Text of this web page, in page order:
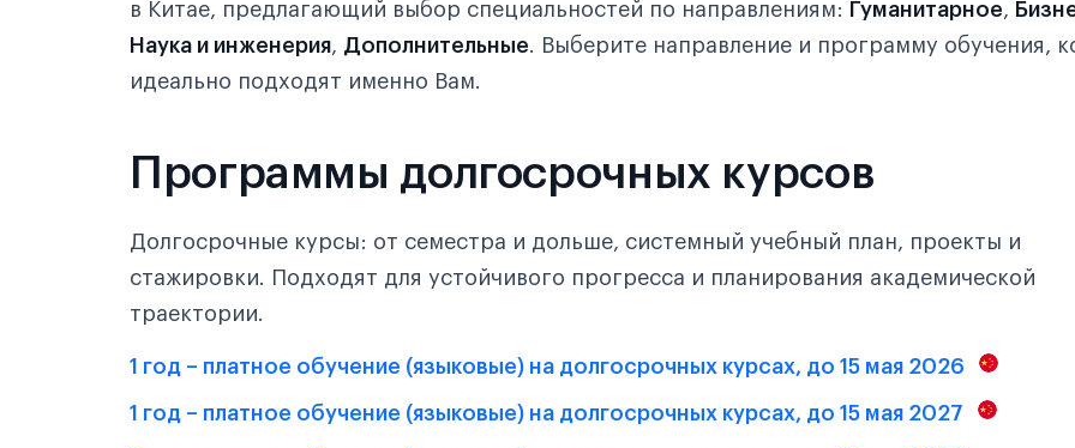
в Китае, предлагающий выбор специальностей по направлениям: Гуманитарное,
Наука и инженерия, Дополнительные. Выберите направление и программу обучения,
идеально подходят именно Вам.
Программы долгосрочных курсов
Долгосрочные курсы: от семестра и дольше, системный учебный план, проекты и
стажировки. Подходят для устойчивого прогресса и планирования академической
траектории.
1 год – платное обучение (языковые) на долгосрочных курсах, до 15 мая 2026
1 год – платное обучение (языковые) на долгосрочных курсах, до 15 мая 2027